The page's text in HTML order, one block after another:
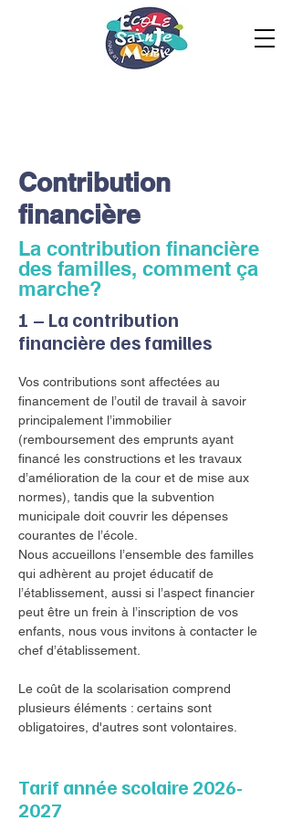
Contribution
financière
La contribution financière
des familles, comment ça
marche?
1 – La contribution
financière des familles
Vos contributions sont affectées au
financement de l’outil de travail à savoir
principalement l’immobilier
(remboursement des emprunts ayant
financé les constructions et les travaux
d’amélioration de la cour et de mise aux
normes), tandis que la subvention
municipale doit couvrir les dépenses
courantes de l’école.
Nous accueillons l’ensemble des familles
qui adhèrent au projet éducatif de
l’établissement, aussi si l’aspect financier
peut être un frein à l’inscription de vos
enfants, nous vous invitons à contacter le
chef d’établissement.
Le coût de la scolarisation comprend
plusieurs éléments : certains sont
obligatoires, d'autres sont volontaires.
Tarif année scolaire 2026-
2027